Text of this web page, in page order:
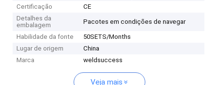
Certificação
CE
Detalhes da
embalagem
Pacotes em condições de navegar
Habilidade da fonte
50SETS/Months
Lugar de origem
China
Marca
weldsuccess
Veja mais